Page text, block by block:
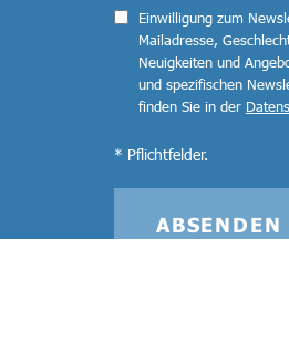
Einwilligung zum
Mailadresse,
Neuigkeiten und
und spezifischen
finden Sie in der
* Pflichtfelder.
ABSENDEN